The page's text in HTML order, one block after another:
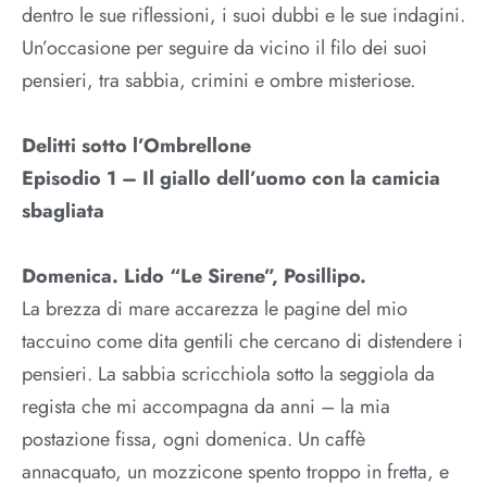
dentro le sue riflessioni, i suoi dubbi e le sue indagini.
Un’occasione per seguire da vicino il filo dei suoi
pensieri, tra sabbia, crimini e ombre misteriose.
Delitti sotto l’Ombrellone
Episodio 1 – Il giallo dell’uomo con la camicia
sbagliata
Domenica. Lido “Le Sirene”, Posillipo.
La brezza di mare accarezza le pagine del mio
taccuino come dita gentili che cercano di distendere i
pensieri. La sabbia scricchiola sotto la seggiola da
regista che mi accompagna da anni – la mia
postazione fissa, ogni domenica. Un caffè
annacquato, un mozzicone spento troppo in fretta, e